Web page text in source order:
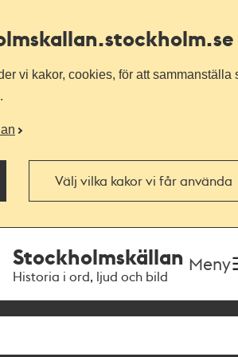
.stockholm.se
vi kakor, cookies, för att sammanställa
Välj vilka kakor vi får använda
Stockholmskällan
Historia i ord, ljud och bild
Meny